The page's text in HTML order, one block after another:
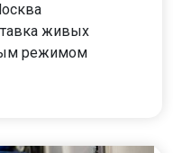
живых
режимом